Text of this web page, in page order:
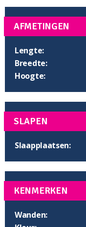
AFMETINGEN
Lengte:
Breedte:
Hoogte:
SLAPEN
Slaapplaatsen:
KENMERKEN
Wanden: